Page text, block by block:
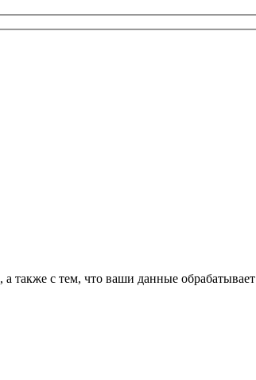
, а также с тем, что ваши данные обрабатывает